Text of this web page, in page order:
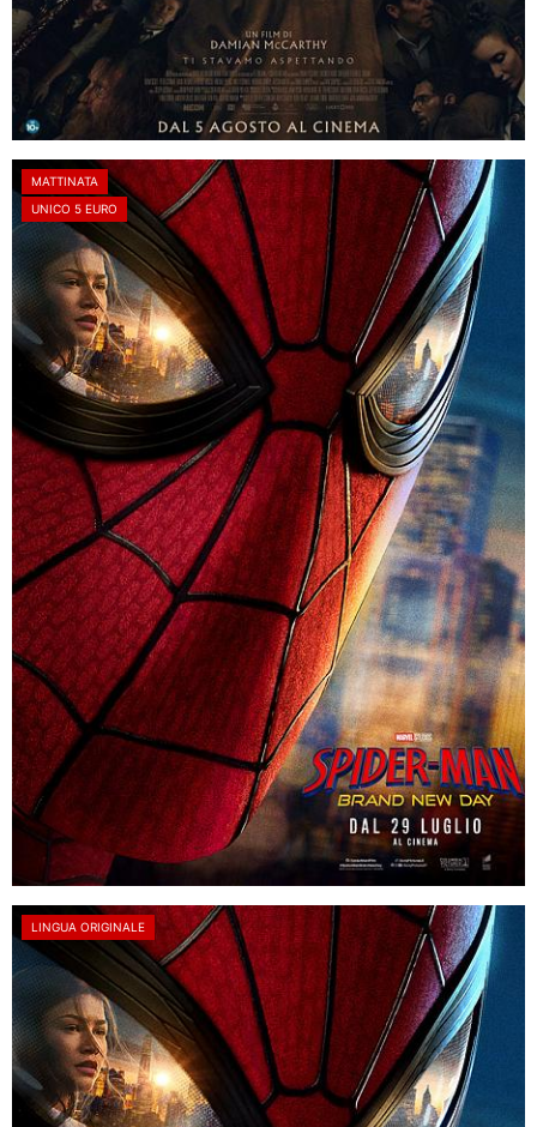
MATTINATA
UNICO 5 EURO
LINGUA ORIGINALE